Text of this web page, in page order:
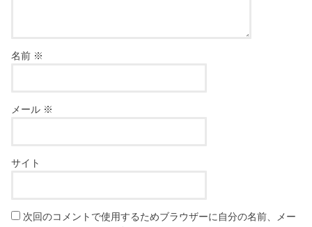
名前 ※
メール ※
サイト
次回のコメントで使用するためブラウザーに自分の名前、メー